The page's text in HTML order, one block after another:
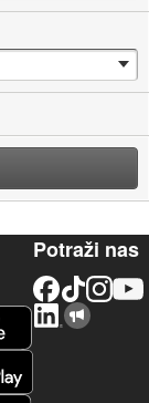
Potraži nas